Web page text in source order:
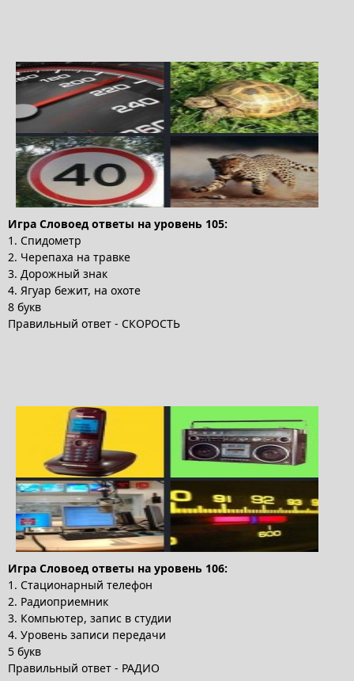
Игра Словоед ответы на уровень 105:
1. Спидометр
2. Черепаха на травке
3. Дорожный знак
4. Ягуар бежит, на охоте
8 букв
Правильный ответ - СКОРОСТЬ
Игра Словоед ответы на уровень 106:
1. Стационарный телефон
2. Радиоприемник
3. Компьютер, запис в студии
4. Уровень записи передачи
5 букв
Правильный ответ - РАДИО